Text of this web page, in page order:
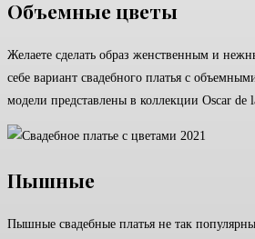
Объемные цветы
Желаете сделать образ женственным и
себе вариант свадебного платья с
модели представлены в коллекции Oscar de
Пышные
Пышные свадебные платья не так